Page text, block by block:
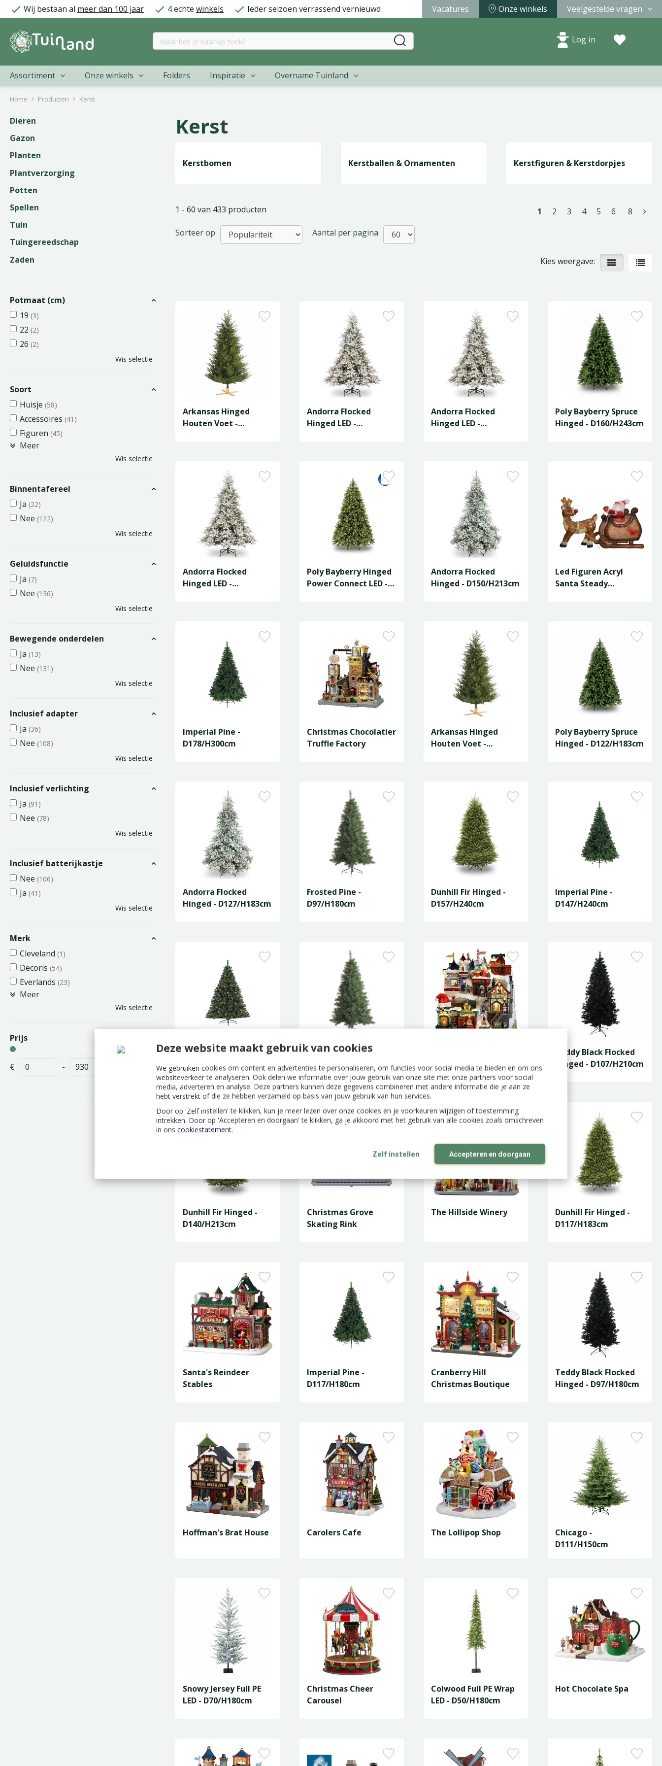
Deze website maakt gebruik van cookies
We gebruiken cookies om content en advertenties te personaliseren, om functies voor social media te bieden en om ons
websiteverkeer te analyseren. Ook delen we informatie over jouw gebruik van onze site met onze partners voor social
media, adverteren en analyse. Deze partners kunnen deze gegevens combineren met andere informatie die je aan ze
hebt verstrekt of die ze hebben verzameld op basis van jouw gebruik van hun services.
Door op 'Zelf instellen' te klikken, kun je meer lezen over onze cookies en je voorkeuren wijzigen of toestemming
intrekken. Door op 'Accepteren en doorgaan' te klikken, ga je akkoord met het gebruik van alle cookies zoals omschreven
in ons cookiestatement.
Zelf instellen Accepteren en doorgaan
naar
Home Producten Kerst
Wij bestaan al meer dan 100 jaar 4 echte winkels Ieder seizoen verrassend vernieuwd Vacatures Onze winkels Veelgestelde vragen
Log in
Assortiment Onze winkels Folders Inspiratie Overname Tuinland
Kerst
Kerstbomen Kerstballen & Ornamenten Kerstfiguren & Kerstdorpjes
1 - 60 van 433 producten
Aantal per pagina
Sorteer op
Kies weergave:
1 2 3 4 5 6 8
Arkansas Hinged
Houten Voet -
Andorra Flocked
Hinged LED -
Andorra Flocked
Hinged LED -
Poly Bayberry Spruce
Hinged - D160/H243cm
Andorra Flocked
Hinged LED -
Poly Bayberry Hinged
Power Connect LED -
Andorra Flocked
Hinged - D150/H213cm
Led Figuren Acryl
Santa Steady
Imperial Pine -
D178/H300cm
Christmas Chocolatier
Truffle Factory
Arkansas Hinged
Houten Voet -
Poly Bayberry Spruce
Hinged - D122/H183cm
Andorra Flocked
Hinged - D127/H183cm
Frosted Pine -
D97/H180cm
Dunhill Fir Hinged -
D157/H240cm
Imperial Pine -
D147/H240cm
Imperial Pine LED -
D137/H210cm
Cleveland Frosted
Pine - D82/H150cm
Teddy Black Flocked
Hinged - D107/H210cm
Dunhill Fir Hinged -
D140/H213cm
Christmas Grove
Skating Rink
The Hillside Winery
Dunhill Fir Hinged -
D117/H183cm
Santa's Reindeer
Stables
Imperial Pine -
D117/H180cm
Cranberry Hill
Christmas Boutique
Teddy Black Flocked
Hinged - D97/H180cm
Hoffman's Brat House Carolers Cafe The Lollipop Shop
Chicago -
D111/H150cm
Snowy Jersey Full PE
LED - D70/H180cm
Christmas Cheer
Carousel
Colwood Full PE Wrap
LED - D50/H180cm
Hot Chocolate Spa
Dieren
Gazon
Planten
Plantverzorging
Potten
Spellen
Tuin
Tuingereedschap
Zaden
Potmaat (cm)
19 (3)
22 (2)
26 (2)
Wis selectie
Soort
Huisje (58)
Accessoires (41)
Figuren (45)
Meer
Wis selectie
Binnentafereel
Ja (22)
Nee (122)
Wis selectie
Geluidsfunctie
Ja (7)
Nee (136)
Wis selectie
Bewegende onderdelen
Ja (13)
Nee (131)
Wis selectie
Inclusief adapter
Ja (36)
Nee (108)
Wis selectie
Inclusief verlichting
Ja (91)
Nee (78)
Wis selectie
Inclusief batterijkastje
Nee (106)
Ja (41)
Wis selectie
Merk
Cleveland (1)
Decoris (54)
Everlands (23)
Meer
Wis selectie
Prijs
€ -